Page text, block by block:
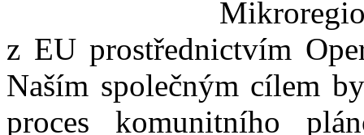
z EU prostřednictvím
Naším společným cílem
proces komunitního